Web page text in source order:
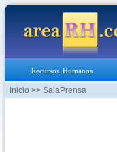
Recursos Humanos
Inicio >> SalaPrensa